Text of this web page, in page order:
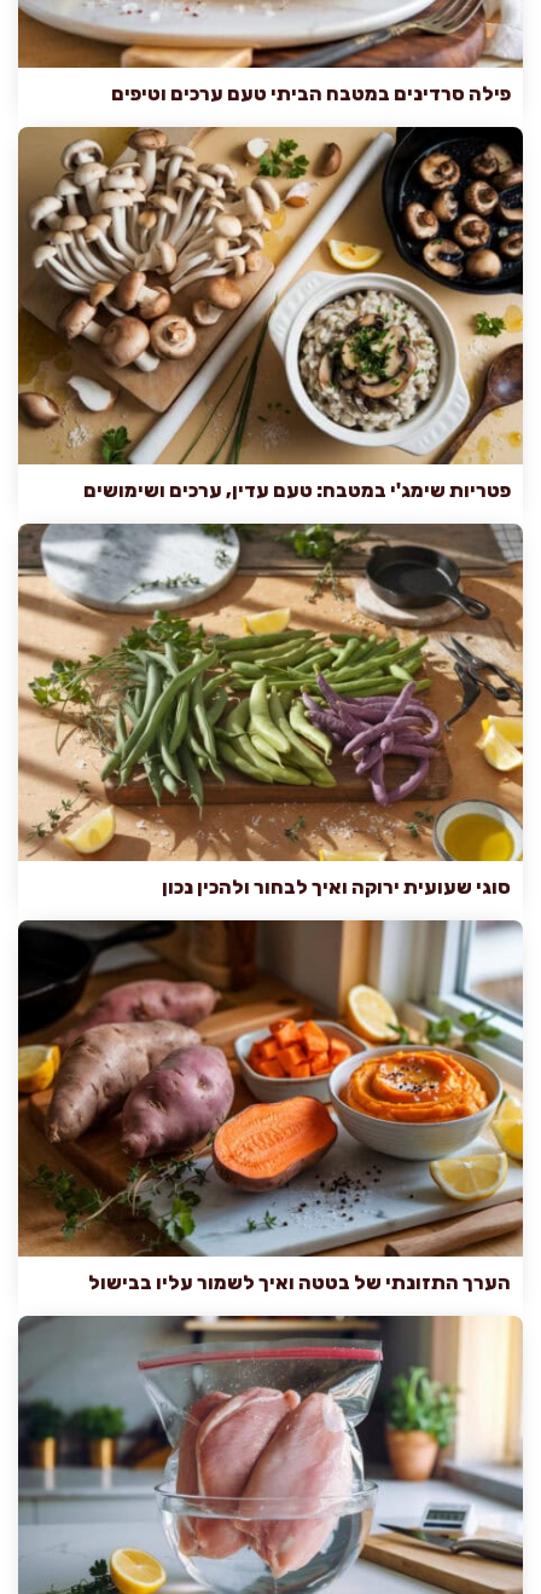
פילה סרדינים במטבח הביתי טעם ערכים וטיפים
פטריות שימג'י במטבח: טעם עדין, ערכים ושימושים
סוגי שעועית ירוקה ואיך לבחור ולהכין נכון
הערך התזונתי של בטטה ואיך לשמור עליו בבישול